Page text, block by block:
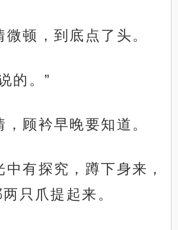
微顿，到底点了头。
的。”
，顾衿早晚要知道。
中有探究，蹲下身来，
只爪提起来。